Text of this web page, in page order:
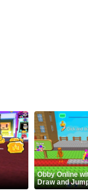
Obby Online
Draw and